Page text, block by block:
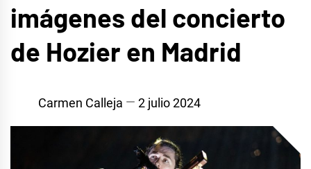
imágenes del concierto
de Hozier en Madrid
Carmen Calleja 2 julio 2024